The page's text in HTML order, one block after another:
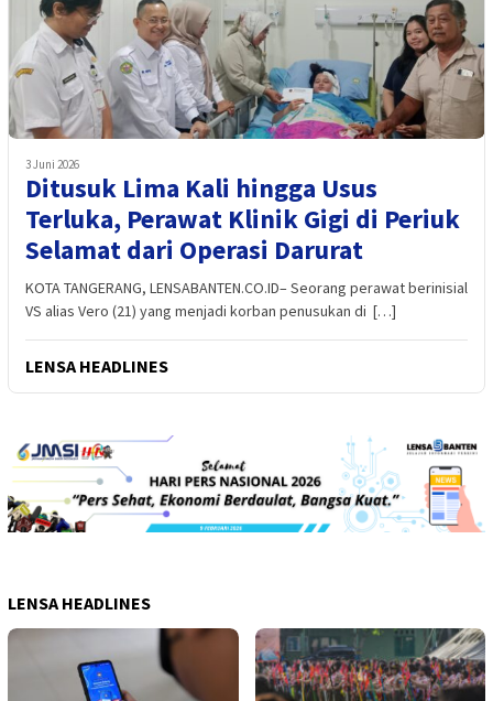
3 Juni 2026
Ditusuk Lima Kali hingga Usus
Terluka, Perawat Klinik Gigi di Periuk
Selamat dari Operasi Darurat
KOTA TANGERANG, LENSABANTEN.CO.ID– Seorang perawat berinisial
VS alias Vero (21) yang menjadi korban penusukan di […]
LENSA HEADLINES
LENSA HEADLINES